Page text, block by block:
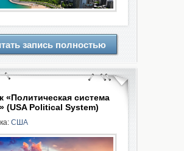
запись полностью
«Политическая система
(USA Political System)
США